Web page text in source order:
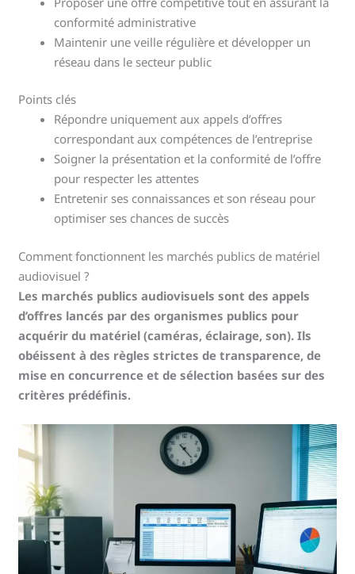
conformité administrative
Maintenir une veille régulière et développer un
réseau dans le secteur public
Points clés
Répondre uniquement aux appels d’offres
correspondant aux compétences de l’entreprise
Soigner la présentation et la conformité de l’offre
pour respecter les attentes
Entretenir ses connaissances et son réseau pour
optimiser ses chances de succès
Comment fonctionnent les marchés publics de matériel
audiovisuel ?
Les marchés publics audiovisuels sont des appels
d’offres lancés par des organismes publics pour
acquérir du matériel (caméras, éclairage, son). Ils
obéissent à des règles strictes de transparence, de
mise en concurrence et de sélection basées sur des
critères prédéfinis.